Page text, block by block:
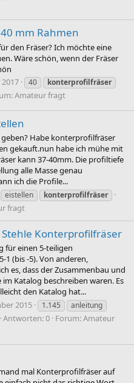
mm Rahmen
den Fräser? Ich möchte eine
Wäre schön, wenn der Fräser
40
konterprofilfräser
Amateur fragt
Habe konterprofilfräser
gekauft.nun habe ich mühe mit
kann 37-40mm. Die profiltiefe
alle Masse genau
ich die Profile...
eistellen konterprofilfräser
fragt
Konterprofilfräser
für einen 5-teiligen
1 (bis -5). Von anderen,
es, dass der Zusammenbau und
Katalog beschreiben waren. Es
den Katalog hat...
2015 1.145
anleitung
Antworten: 0 Forum:Amateur
mal Konterprofilfräser auf